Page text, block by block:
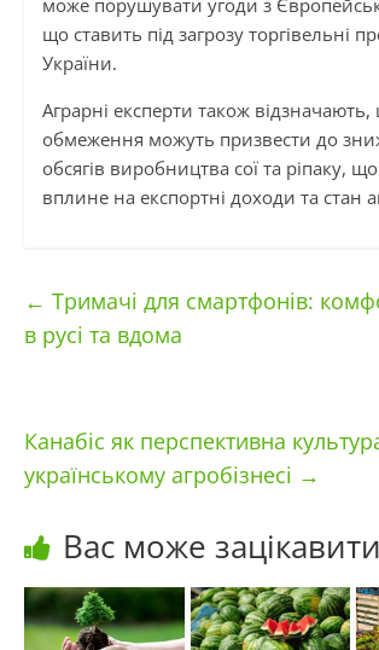
може порушувати угоди з
що ставить під загрозу торгівельні
України.
Аграрні експерти також відзначають,
обмеження можуть призвести до
обсягів виробництва сої та ріпаку,
вплине на експортні доходи та стан
← Тримачі для смартфонів:
в русі та вдома
Канабіс як перспективна
українському агробізнесі →
Вас може